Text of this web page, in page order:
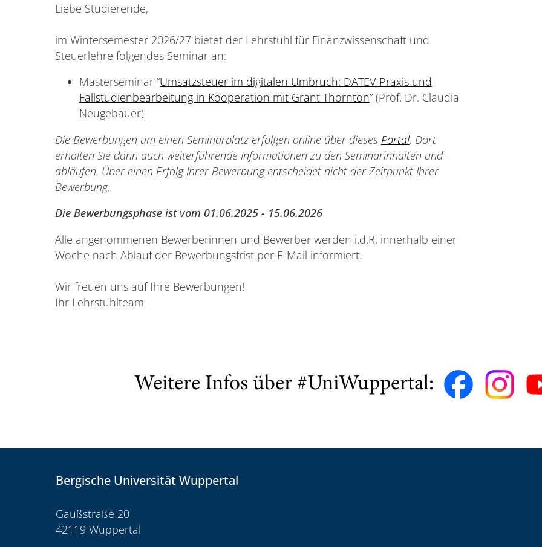
Liebe Studierende,
im Wintersemester 2026/27 bietet der Lehrstuhl für Finanzwissenschaft und
Steuerlehre folgendes Seminar an:
Masterseminar “Umsatzsteuer im digitalen Umbruch: DATEV-Praxis und
Fallstudienbearbeitung in Kooperation mit Grant Thornton” (Prof. Dr. Claudia
Neugebauer)
Die Bewerbungen um einen Seminarplatz erfolgen online über dieses Portal. Dort
erhalten Sie dann auch weiterführende Informationen zu den Seminarinhalten und -
abläufen. Über einen Erfolg Ihrer Bewerbung entscheidet nicht der Zeitpunkt Ihrer
Bewerbung.
Die Bewerbungsphase ist vom 01.06.2025 - 15.06.2026
Alle angenommenen Bewerberinnen und Bewerber werden i.d.R. innerhalb einer
Woche nach Ablauf der Bewerbungsfrist per E‐Mail informiert.
Wir freuen uns auf Ihre Bewerbungen!
Ihr Lehrstuhlteam
Weitere Infos über #UniWuppertal:
Bergische Universität Wuppertal
Gaußstraße 20
42119 Wuppertal